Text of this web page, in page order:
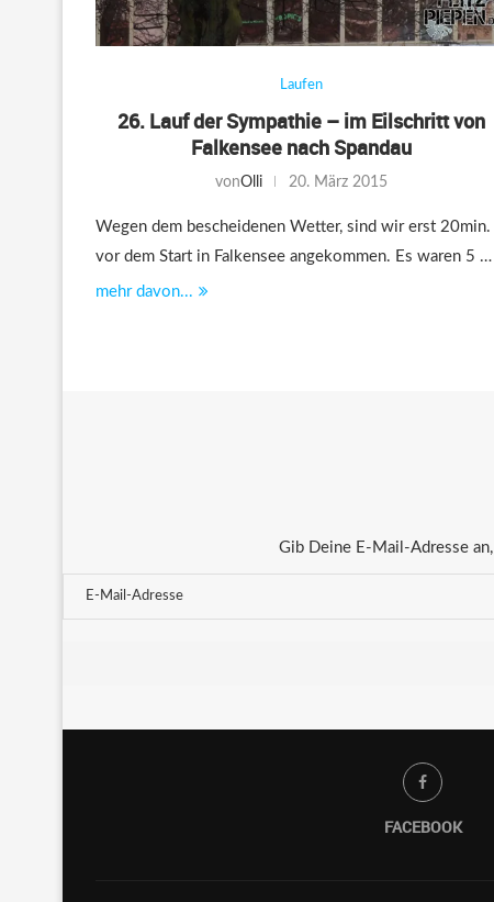
Laufen
26. Lauf der Sympathie – im Eilschritt von
Falkensee nach Spandau
vonOlli 20. März 2015
Wegen dem bescheidenen Wetter, sind wir erst 20min.
vor dem Start in Falkensee angekommen. Es waren 5 …
mehr davon...
Gib Deine E-Mail-Adresse
FACEBOOK